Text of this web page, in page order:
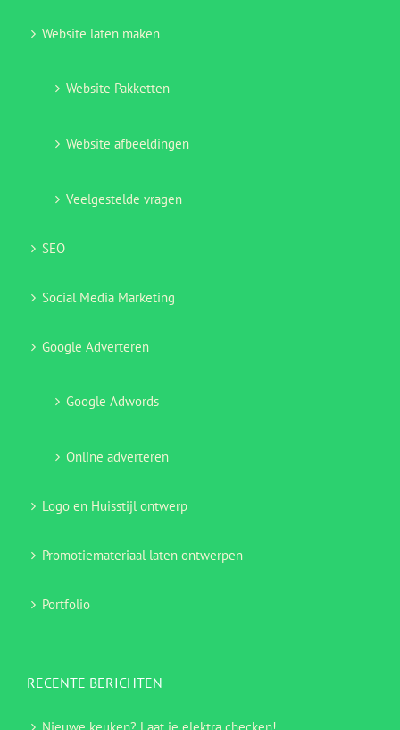
Website laten maken
Website Pakketten
Website afbeeldingen
Veelgestelde vragen
SEO
Social Media Marketing
Google Adverteren
Google Adwords
Online adverteren
Logo en Huisstijl ontwerp
Promotiemateriaal laten ontwerpen
Portfolio
RECENTE BERICHTEN